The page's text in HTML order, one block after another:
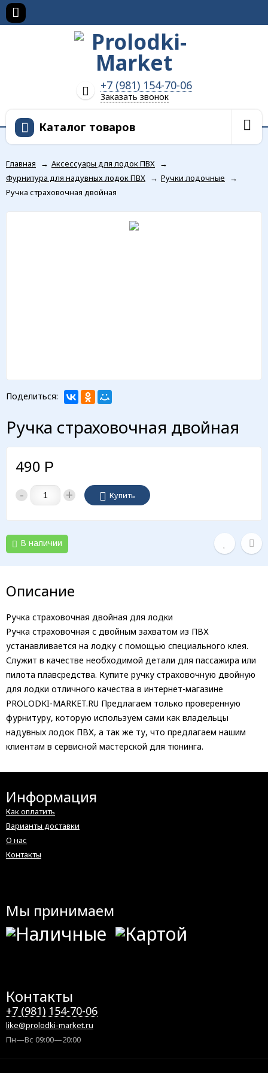
+7 (981) 154-70-06
Заказать звонок
Каталог товаров
Главная → Аксессуары для лодок ПВХ →
Фурнитура для надувных лодок ПВХ → Ручки лодочные
→
Ручка страховочная двойная
Поделиться:
Ручка страховочная двойная
490 Р
- + Купить
В наличии
Описание
Ручка страховочная двойная для лодки
Ручка страховочная с двойным захватом из ПВХ
устанавливается на лодку с помощью специального клея.
Служит в качестве необходимой детали для пассажира или
пилота плавсредства. Купите ручку страховочную двойную
для лодки отличного качества в интернет-магазине
PROLODKI-MARKET.RU Предлагаем только проверенную
фурнитуру, которую используем сами как владельцы
надувных лодок ПВХ, а так же ту, что предлагаем нашим
клиентам в сервисной мастерской для тюнинга.
Информация
Как оплатить
Варианты доставки
О нас
Контакты
Мы принимаем
Контакты
+7 (981) 154-70-06
like@prolodki-market.ru
Пн—Вс 09:00—20:00